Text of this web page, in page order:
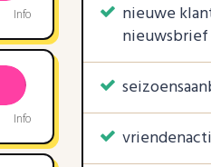
Info
Info
nieuwe